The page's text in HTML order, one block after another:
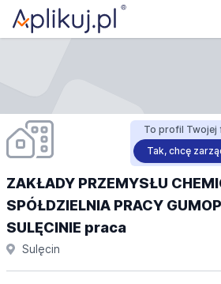
To profil Twojej
Tak, chcę
ZAKŁADY PRZEMYSŁU
SPÓŁDZIELNIA PRACY
SULĘCINIE praca
Sulęcin